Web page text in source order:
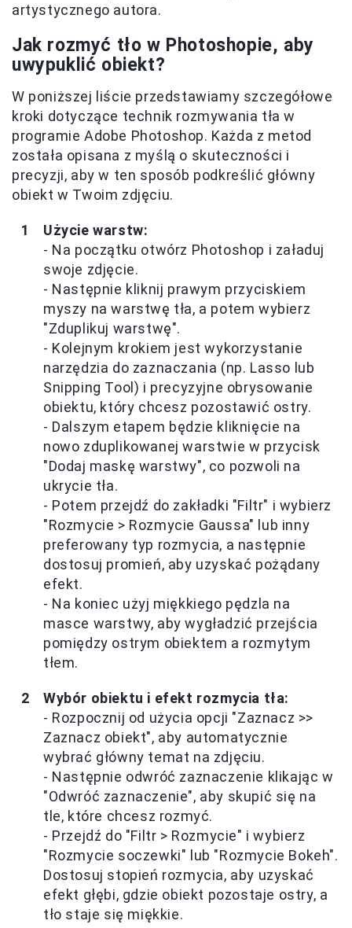
artystycznego autora.
Jak rozmyć tło w Photoshopie, aby
uwypuklić obiekt?
W poniższej liście przedstawiamy szczegółowe
kroki dotyczące technik rozmywania tła w
programie Adobe Photoshop. Każda z metod
została opisana z myślą o skuteczności i
precyzji, aby w ten sposób podkreślić główny
obiekt w Twoim zdjęciu.
Użycie warstw:
- Na początku otwórz Photoshop i załaduj
swoje zdjęcie.
- Następnie kliknij prawym przyciskiem
myszy na warstwę tła, a potem wybierz
"Zduplikuj warstwę".
- Kolejnym krokiem jest wykorzystanie
narzędzia do zaznaczania (np. Lasso lub
Snipping Tool) i precyzyjne obrysowanie
obiektu, który chcesz pozostawić ostry.
- Dalszym etapem będzie kliknięcie na
nowo zduplikowanej warstwie w przycisk
"Dodaj maskę warstwy", co pozwoli na
ukrycie tła.
- Potem przejdź do zakładki "Filtr" i wybierz
"Rozmycie > Rozmycie Gaussa" lub inny
preferowany typ rozmycia, a następnie
dostosuj promień, aby uzyskać pożądany
efekt.
- Na koniec użyj miękkiego pędzla na
masce warstwy, aby wygładzić przejścia
pomiędzy ostrym obiektem a rozmytym
tłem.
Wybór obiektu i efekt rozmycia tła:
- Rozpocznij od użycia opcji "Zaznacz >>
Zaznacz obiekt", aby automatycznie
wybrać główny temat na zdjęciu.
- Następnie odwróć zaznaczenie klikając w
"Odwróć zaznaczenie", aby skupić się na
tle, które chcesz rozmyć.
- Przejdź do "Filtr > Rozmycie" i wybierz
"Rozmycie soczewki" lub "Rozmycie Bokeh".
Dostosuj stopień rozmycia, aby uzyskać
efekt głębi, gdzie obiekt pozostaje ostry, a
tło staje się miękkie.